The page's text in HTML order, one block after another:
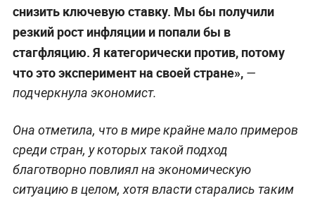
снизить ключевую ставку. Мы бы получили
резкий рост инфляции и попали бы в
стагфляцию. Я категорически против, потому
что это эксперимент на своей стране»,—
подчеркнула экономист.
Она отметила, что в мире крайне мало примеров
среди стран, у которых такой подход
благотворно повлиял на экономическую
ситуацию в целом, хотя власти старались таким